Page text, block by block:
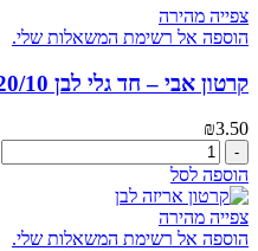
'שפע'
חד
לבן
50/36/38
צפייה מהירה
הוספה אל רשימת המשאלות שלי.
קרטון אבי – חד גלי לבן 20/20/10
₪3.50
כמות
של
קרטון
אבי
-
הוספה לסל
צפייה מהירה
הוספה אל רשימת המשאלות שלי.